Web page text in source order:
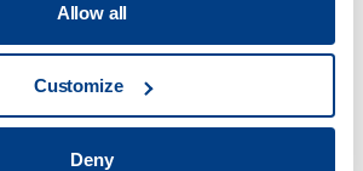
Allow all
Customize
Deny